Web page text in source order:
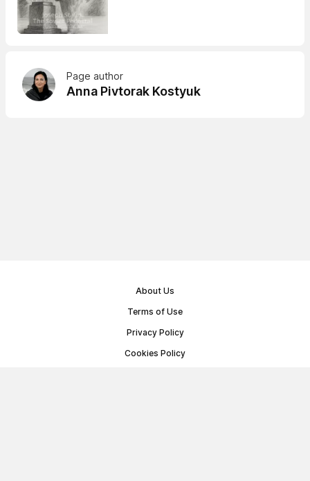
Page author
Anna Pivtorak Kostyuk
About Us
Terms of Use
Privacy Policy
Cookies Policy